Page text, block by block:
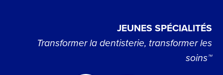
JEUNES SPÉCIALITÉS
Transformer la dentisterie, transformer les
soins™